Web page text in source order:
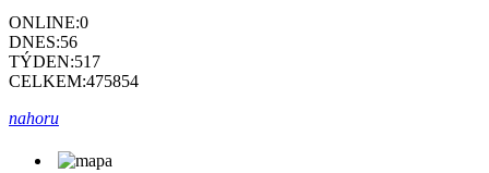
ONLINE:0
DNES:56
TÝDEN:517
CELKEM:475854
nahoru